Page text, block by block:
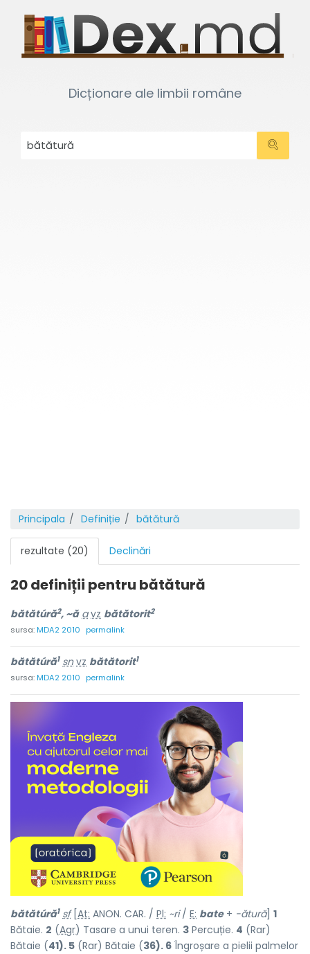
Dicționare ale limbii române
Principala Definiție bătătură
rezultate (20) Declinări
20 definiții pentru bătătură
bătătúră2, ~ă a vz bătătorit2
sursa:MDA2 2010 permalink
bătătúră1 sn vz bătătorit1
sursa:MDA2 2010 permalink
bătătúră1 sf[ At: ANON. CAR. / Pl: ~ri/ E: bate+ -ătură] 1
Bătaie. 2 (Agr) Tasare a unui teren. 3 Percuție. 4 (Rar)
Bătaie (41). 5 (Rar) Bătaie (36). 6 Îngroșare a pielii palmelor